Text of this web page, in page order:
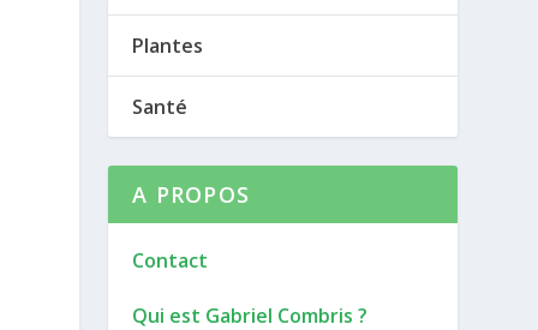
Plantes
Santé
A PROPOS
Contact
Qui est Gabriel Combris ?